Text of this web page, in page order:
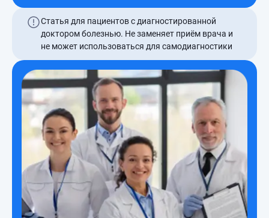
Статья для пациентов с диагностированной
доктором болезнью. Не заменяет приём врача и
не может использоваться для самодиагностики